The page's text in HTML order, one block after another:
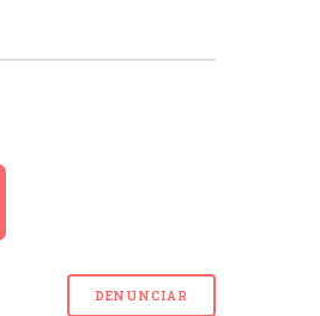
DENUNCIAR